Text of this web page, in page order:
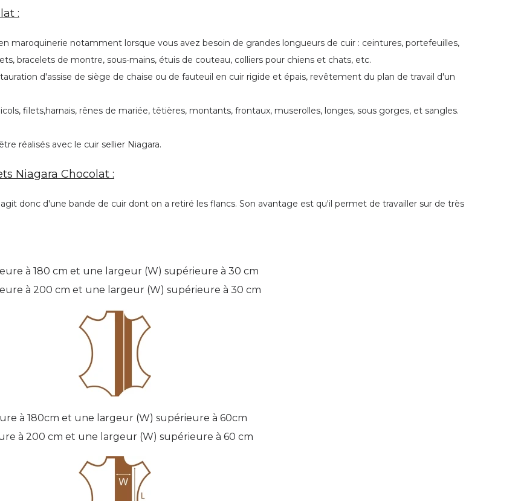
:
maroquinerie notamment lorsque vous avez besoin de grandes longueurs de cuir : ceintures, portefeuilles,
bracelets de montre, sous-mains, étuis de couteau, colliers pour chiens et chats, etc.
d'assise de siège de chaise ou de fauteuil en cuir rigide et épais, revêtement du plan de travail d'un
filets,harnais, rênes de mariée, têtières, montants, frontaux, muserolles, longes, sous gorges, et sangles.
réalisés avec le cuir sellier Niagara.
Niagara Chocolat :
donc d'une bande de cuir dont on a retiré les flancs. Son avantage est qu'il permet de travailler sur de très
à 180 cm et une largeur (W) supérieure à 30 cm
à 200 cm et une largeur (W) supérieure à 30 cm
à 180cm et une largeur (W) supérieure à 60cm
à 200 cm et une largeur (W) supérieure à 60 cm